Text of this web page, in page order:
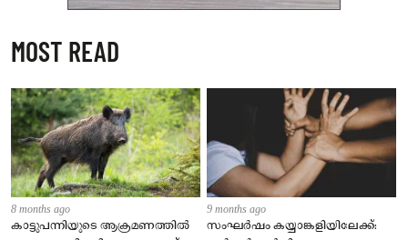
MOST READ
8 months ago
കാട്ടുപന്നിയുടെ ആക്രമണത്തിൽ
9 months ago
സംഘർഷം കയ്യാങ്കളിയിലേക്ക്: